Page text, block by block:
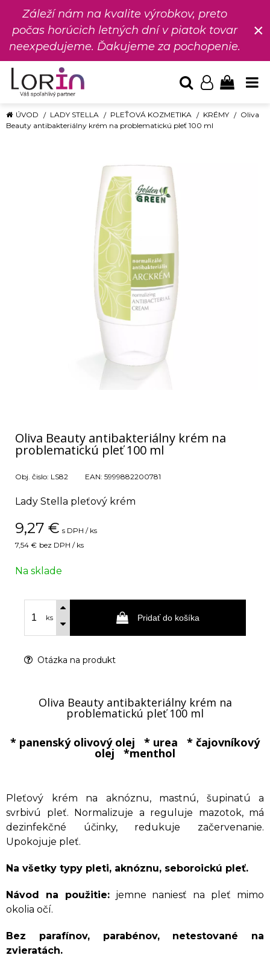
Záleží nám na kvalite výrobkov, preto
počas horúcich letných dní v piatok tovar
neexpedujeme. Ďakujeme za pochopenie.
×
ÚVOD LADY STELLA PLEŤOVÁ KOZMETIKA KRÉMY
Oliva
Beauty antibakteriálny krém na problematickú pleť 100 ml
Oliva Beauty antibakteriálny krém na
problematickú pleť 100 ml
Obj. čislo: LS82 EAN: 5999882200781
Lady Stella pleťový krém
9,27 € s DPH / ks
7,54 € bez DPH / ks
Na sklade
ks Pridať do košíka
Otázka na produkt
Oliva Beauty antibakteriálny krém na
problematickú pleť 100 ml
* panenský olivový olej * urea * čajovníkový
olej *menthol
Pleťový krém na aknóznu, mastnú, šupinatú a
svrbivú pleť. Normalizuje a reguluje mazotok, má
dezinfekčné účinky, redukuje začervenanie.
Upokojuje pleť.
Na všetky typy pleti, aknóznu, seboroickú pleť.
Návod na použitie:jemne naniesť na pleť mimo
okolia očí.
Bez parafínov, parabénov, netestované na
zvieratách.